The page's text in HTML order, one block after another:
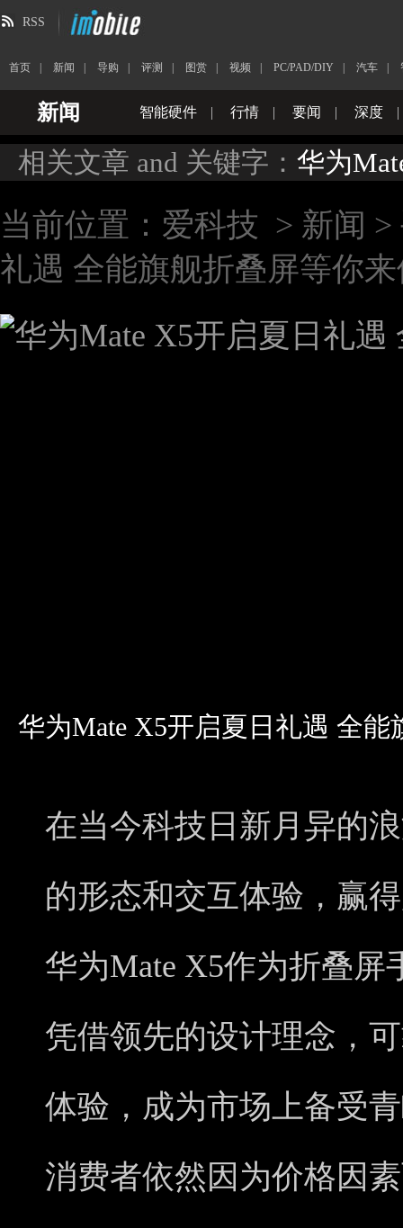
RSS
首页 新闻 导购 评测 图赏 视频 PC/PAD/DIY 汽车
新闻 智能硬件 | 行情 | 要闻 | 深度 |
相关文章 and 关键字： 华为
当前位置： 爱科技 > 新闻 >
礼遇 全能旗舰折叠屏等你
华为Mate X5开启夏日礼遇 全
在当今科技日新月异的
的形态和交互体验，赢
华为Mate X5作为折叠
凭借领先的设计理念，
体验，成为市场上备受
消费者依然因为价格因